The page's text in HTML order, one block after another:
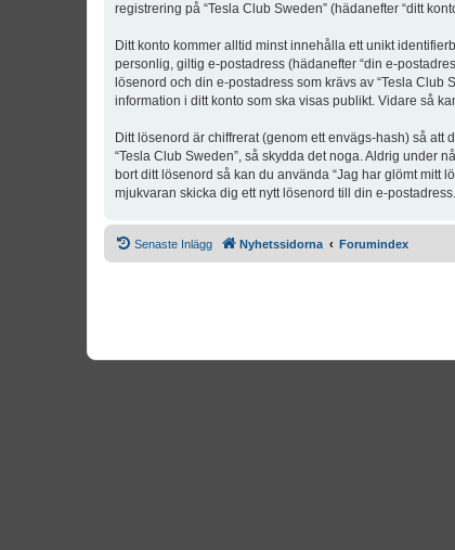
registrering på “Tesla Club Sweden” (hädanefter “ditt
Ditt konto kommer alltid minst innehålla ett unikt
personlig, giltig e-postadress (hädanefter “din e-
lösenord och din e-postadress som krävs av “Tesla
information i ditt konto som ska visas publikt. Vidare så
Ditt lösenord är chiffrerat (genom ett envägs-hash) så
“Tesla Club Sweden”, så skydda det noga. Aldrig under
bort ditt lösenord så kan du använda “Jag har glömt mitt
mjukvaran skicka dig ett nytt lösenord till din e-postadress.
Senaste Inlägg Nyhetssidorna Forumindex